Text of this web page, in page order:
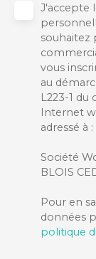
J'accepte
souhaitez
vous
au
L223-1
Internet
adressé à :
Société
BLOIS
Pour en
données
politique